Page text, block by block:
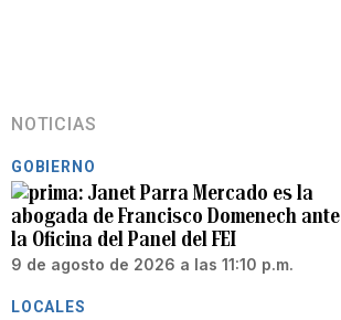
NOTICIAS
GOBIERNO
Janet Parra Mercado es la
abogada de Francisco Domenech ante
la Oficina del Panel del FEI
9 de agosto de 2026 a las 11:10 p.m.
LOCALES